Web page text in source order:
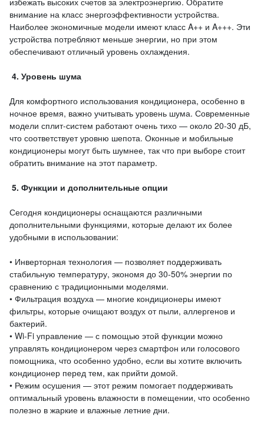
внимание на класс энергоэффективности устройства.
Наиболее экономичные модели имеют класс A++ и A+++. Эти
устройства потребляют меньше энергии, но при этом
обеспечивают отличный уровень охлаждения.
4. Уровень шума
Для комфортного использования кондиционера, особенно в
ночное время, важно учитывать уровень шума. Современные
модели сплит-систем работают очень тихо — около 20-30 дБ,
что соответствует уровню шепота. Оконные и мобильные
кондиционеры могут быть шумнее, так что при выборе стоит
обратить внимание на этот параметр.
5. Функции и дополнительные опции
Сегодня кондиционеры оснащаются различными
дополнительными функциями, которые делают их более
удобными в использовании:
• Инверторная технология — позволяет поддерживать
стабильную температуру, экономя до 30-50% энергии по
сравнению с традиционными моделями.
• Фильтрация воздуха — многие кондиционеры имеют
фильтры, которые очищают воздух от пыли, аллергенов и
бактерий.
• Wi-Fi управление — с помощью этой функции можно
управлять кондиционером через смартфон или голосового
помощника, что особенно удобно, если вы хотите включить
кондиционер перед тем, как прийти домой.
• Режим осушения — этот режим помогает поддерживать
оптимальный уровень влажности в помещении, что особенно
полезно в жаркие и влажные летние дни.